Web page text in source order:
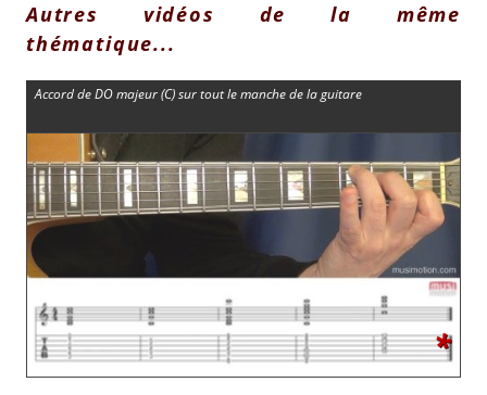
Autres vidéos de la même
thématique...
Accord de DO majeur (C) sur tout le manche de la guitare
*